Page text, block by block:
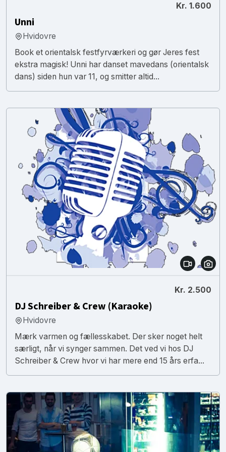
Kr. 1.600
Unni
Hvidovre
Book et orientalsk festfyrværkeri og gør Jeres fest
ekstra magisk! Unni har danset mavedans (orientalsk
dans) siden hun var 11, og smitter altid...
Kr. 2.500
DJ Schreiber & Crew (Karaoke)
Hvidovre
Mærk varmen og fællesskabet. Der sker noget helt
særligt, når vi synger sammen. Det ved vi hos DJ
Schreiber & Crew hvor vi har mere end 15 års erfa...